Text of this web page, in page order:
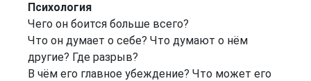
Психология
Чего он боится больше всего?
Что он думает о себе? Что думают о нём
другие? Где разрыв?
В чём его главное убеждение? Что может его